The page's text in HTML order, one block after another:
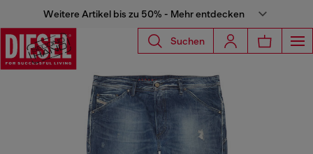
Weitere Artikel bis zu 50% - Mehr entdecken
Suchen